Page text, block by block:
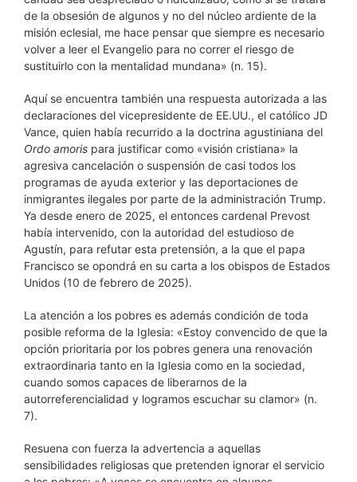
de la obsesión de algunos y no del núcleo ardiente de la
misión eclesial, me hace pensar que siempre es necesario
volver a leer el Evangelio para no correr el riesgo de
sustituirlo con la mentalidad mundana» (n. 15).
Aquí se encuentra también una respuesta autorizada a las
declaraciones del vicepresidente de EE.UU., el católico JD
Vance, quien había recurrido a la doctrina agustiniana del
Ordo amoris para justificar como «visión cristiana» la
agresiva cancelación o suspensión de casi todos los
programas de ayuda exterior y las deportaciones de
inmigrantes ilegales por parte de la administración Trump.
Ya desde enero de 2025, el entonces cardenal Prevost
había intervenido, con la autoridad del estudioso de
Agustín, para refutar esta pretensión, a la que el papa
Francisco se opondrá en su carta a los obispos de Estados
Unidos (10 de febrero de 2025).
La atención a los pobres es además condición de toda
posible reforma de la Iglesia: «Estoy convencido de que la
opción prioritaria por los pobres genera una renovación
extraordinaria tanto en la Iglesia como en la sociedad,
cuando somos capaces de liberarnos de la
autorreferencialidad y logramos escuchar su clamor» (n.
7).
Resuena con fuerza la advertencia a aquellas
sensibilidades religiosas que pretenden ignorar el servicio